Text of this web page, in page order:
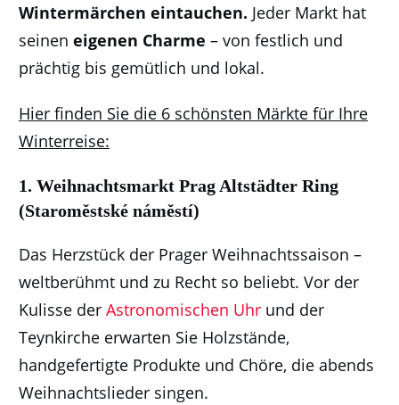
Wintermärchen eintauchen. Jeder Markt hat
seinen eigenen Charme – von festlich und
prächtig bis gemütlich und lokal.
Hier finden Sie die 6 schönsten Märkte für Ihre
Winterreise:
1. Weihnachtsmarkt Prag Altstädter Ring
(Staroměstské náměstí)
Das Herzstück der Prager Weihnachtssaison –
weltberühmt und zu Recht so beliebt. Vor der
Kulisse der Astronomischen Uhr und der
Teynkirche erwarten Sie Holzstände,
handgefertigte Produkte und Chöre, die abends
Weihnachtslieder singen.